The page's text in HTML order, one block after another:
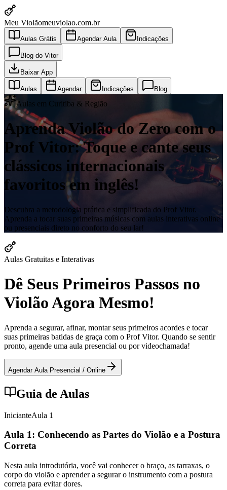
Meu Violãomeuviolao.com.br
Aulas Grátis Agendar Aula Indicações
Blog do Vitor
Baixar App
Aulas Agendar Indicações Blog
Aulas em Curitiba & Região
Aprenda Violão do Zero com o
Prof Vitor: Toque e cante seus
clássicos internacionais
favoritos em inglês!
Descubra a metodologia prática e simplificada do Prof Vitor.
Aprenda a tocar suas primeiras músicas com aulas interativas online
ou presenciais direto no conforto do seu lar!
Aulas Gratuitas e Interativas
Dê Seus Primeiros Passos no
Violão Agora Mesmo!
Aprenda a segurar, afinar, montar seus primeiros acordes e tocar
suas primeiras batidas de graça com o Prof Vitor. Quando se sentir
pronto, agende uma aula presencial ou por videochamada!
Agendar Aula Presencial / Online
Guia de Aulas
InicianteAula 1
Aula 1: Conhecendo as Partes do Violão e a Postura
Correta
Nesta aula introdutória, você vai conhecer o braço, as tarraxas, o
corpo do violão e aprender a segurar o instrumento com a postura
correta para evitar dores.